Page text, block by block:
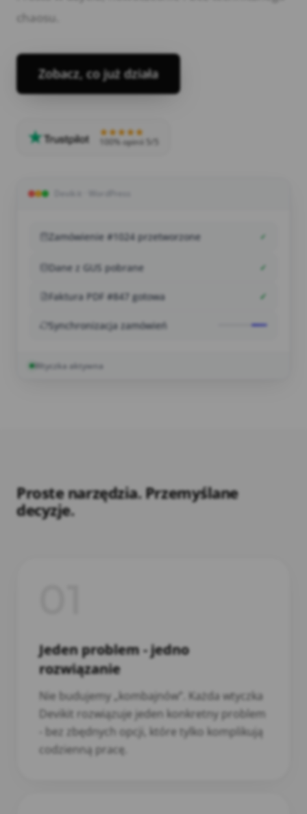
chaosu.
Zobacz, co już działa
100% opinii 5/5
Zamówienie #1024 przetworzone ✓
Dane z GUS pobrane ✓
Faktura PDF #847 gotowa ✓
Synchronizacja zamówień
Wtyczka aktywna
Proste narzędzia. Przemyślane
decyzje.
Jeden problem - jedno
rozwiązanie
Nie budujemy „kombajnów”. Każda wtyczka
Devikit rozwiązuje jeden konkretny problem
- bez zbędnych opcji, które tylko komplikują
codzienną pracę.